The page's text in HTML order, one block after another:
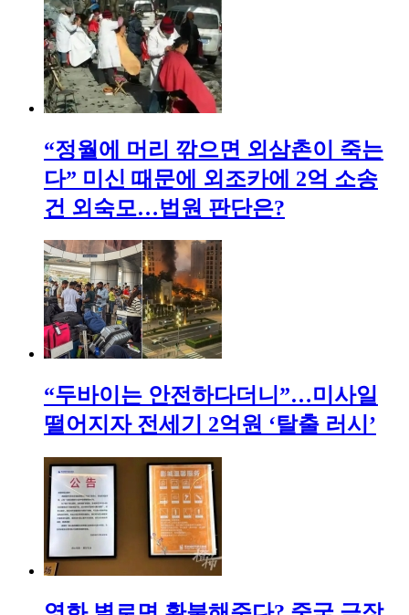
“정월에 머리 깎으면 외삼촌이 죽는
다” 미신 때문에 외조카에 2억 소송
건 외숙모…법원 판단은?
“두바이는 안전하다더니”…미사일
떨어지자 전세기 2억원 ‘탈출 러시’